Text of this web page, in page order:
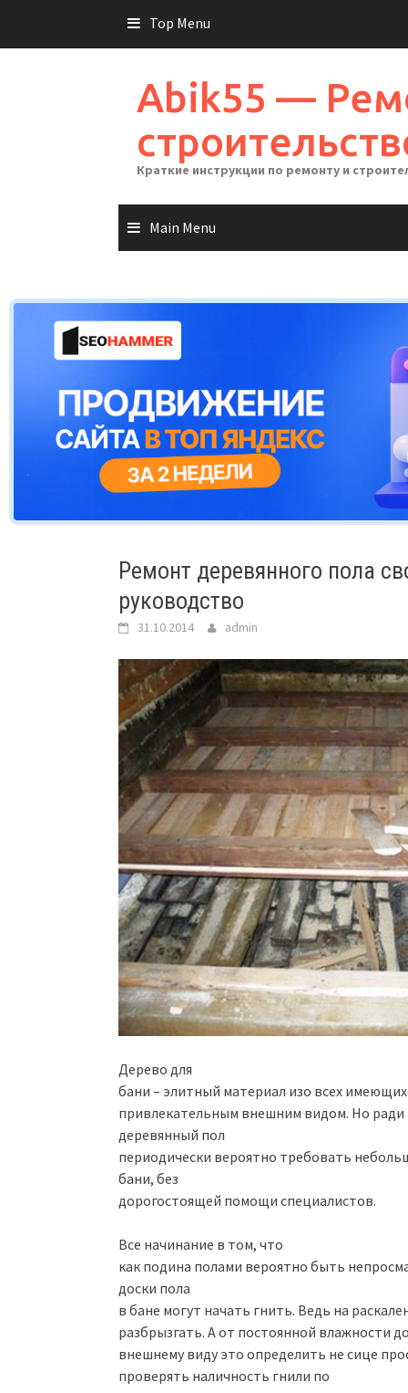
Top Menu
Abik55 —
Краткие инструкции по ремонту и
Main Menu
Ремонт деревянного пола
руководство
31.10.2014 admin
Дерево для
бани – элитный материал изо всех
привлекательным внешним видом. Но
деревянный пол
периодически вероятно требовать
бани, без
дорогостоящей помощи специалистов.
Все начинание в том, что
как подина полами вероятно быть
доски пола
в бане могут начать гнить. Ведь на
разбрызгать. А от постоянной влажности
внешнему виду это определить не сице
проверять наличность гнили по